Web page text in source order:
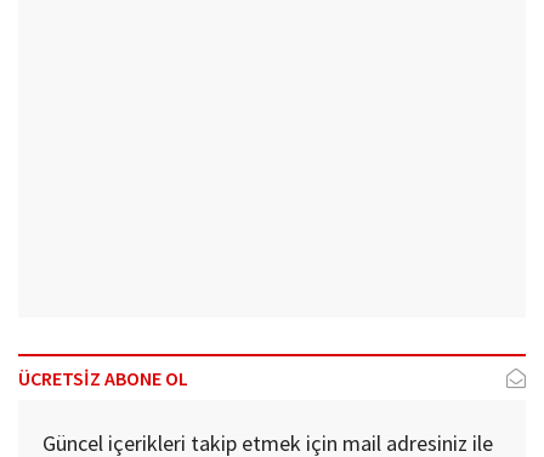
ÜCRETSİZ ABONE OL
Güncel içerikleri takip etmek için mail adresiniz ile